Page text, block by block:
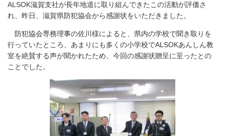
ALSOK滋賀支社が長年地道に取り組んできたこの活動が評価さ
れ、昨日、滋賀県防犯協会から感謝状をいただきました。
防犯協会専務理事の佐川様によると、県内の学校で聞き取りを
行っていたところ、あまりにも多くの小学校でALSOKあんしん教
室を絶賛する声が聞かれたため、今回の感謝状贈呈に至ったとの
ことでした。